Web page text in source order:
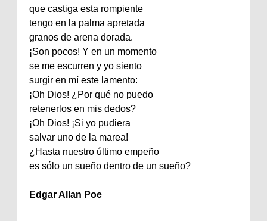
que castiga esta rompiente
tengo en la palma apretada
granos de arena dorada.
¡Son pocos! Y en un momento
se me escurren y yo siento
surgir en mí este lamento:
¡Oh Dios! ¿Por qué no puedo
retenerlos en mis dedos?
¡Oh Dios! ¡Si yo pudiera
salvar uno de la marea!
¿Hasta nuestro último empeño
es sólo un sueño dentro de un sueño?
Edgar Allan Poe